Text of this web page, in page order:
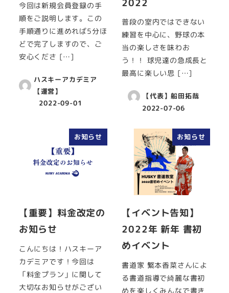
今回は新規会員登録の手
順をご説明します。この
手順通りに進めれば5分ほ
どで完了しますので、ご
安心くださ […]
ハスキーアカデミア
【運営】
2022-09-01
2022
普段の室内ではできない
練習を中心に、野球の本
当の楽しさを味わお
う！！ 球児達の急成長と
最高に楽しい思 […]
【代表】船田拓哉
2022-07-06
お知らせ
【重要】料金改定の
お知らせ
こんにちは！ハスキーア
カデミアです！今回は
「料金プラン」に関して
大切なお知らせがござい
お知らせ
【イベント告知】
2022年 新年 書初
めイベント
書道家 繁本香菜さんによ
る書道指導で綺麗な書初
めを楽しくみんなで書き